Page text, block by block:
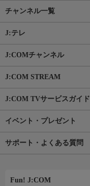
チャンネル一覧
J:テレ
J:COMチャンネル
J:COM STREAM
J:COM TVサービスガイド
イベント・プレゼント
サポート・よくある質問
Fun! J:COM